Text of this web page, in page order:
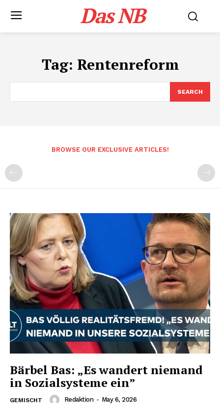
Das NB
Tag: Rentenreform
SEARCH
BROWSE OUR EXCLUSIVE ARTICLES!
Bärbel Bas: „Es wandert niemand
in Sozialsysteme ein”
GEMISCHT Redaktion - May 6, 2026